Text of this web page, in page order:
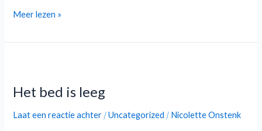
Meer lezen »
Het bed is leeg
Laat een reactie achter /Uncategorized / Nicolette Onstenk
is